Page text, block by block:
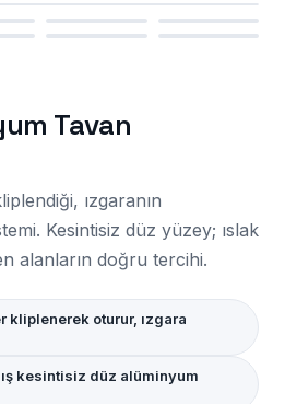
Tavan
ızgaranın
Kesintisiz düz yüzey; ıslak
alanların doğru tercihi.
kliplenerek oturur, ızgara
kesintisiz düz alüminyum